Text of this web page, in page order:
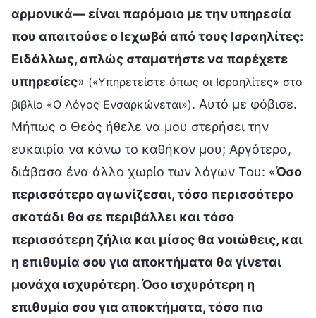
αρμονικά— είναι παρόμοιο με την υπηρεσία
που απαιτούσε ο Ιεχωβά από τους Ισραηλίτες:
Ειδάλλως, απλώς σταματήστε να παρέχετε
υπηρεσίες» («Υπηρετείστε όπως οι Ισραηλίτες» στο
βιβλίο «Ο Λόγος Ενσαρκώνεται»). Αυτό με φόβισε.
Μήπως ο Θεός ήθελε να μου στερήσει την
ευκαιρία να κάνω το καθήκον μου; Αργότερα,
διάβασα ένα άλλο χωρίο των λόγων Του: «Όσο
περισσότερο αγωνίζεσαι, τόσο περισσότερο
σκοτάδι θα σε περιβάλλει και τόσο
περισσότερη ζήλια και μίσος θα νοιώθεις, και
η επιθυμία σου για αποκτήματα θα γίνεται
μονάχα ισχυρότερη. Όσο ισχυρότερη η
επιθυμία σου για αποκτήματα, τόσο πιο